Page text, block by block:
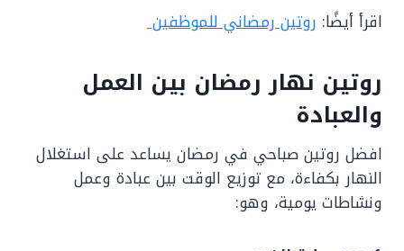
اقرأ أيضًا: روتين رمضاني للموظفين
روتين نهار رمضان بين العمل
والعبادة
افضل روتين صباحي في رمضان يساعد على استغلال
النهار بكفاءة، مع توزيع الوقت بين عبادة وعمل
ونشاطات يومية، وهو: